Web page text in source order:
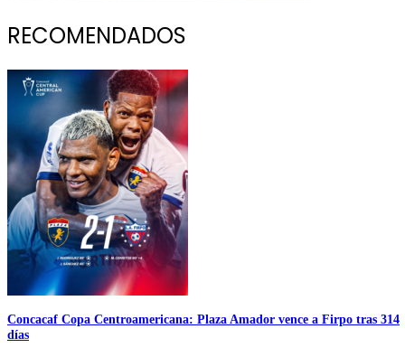
RECOMENDADOS
Concacaf Copa Centroamericana: Plaza Amador vence a Firpo tras 314
días